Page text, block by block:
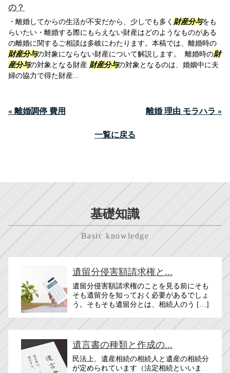
の？
・離婚してからの生活が不安だから、少しでも多く 財産分与をも
らいたい・離婚する際にもらえない財産はどのようなものがある
の離婚に関するご相談は多岐にわたります。本稿では、離婚時の
財産分与の対象にならない財産について解説します。 離婚時の財
産分与の対象となる財産 財産分与の対象となるのは、婚姻中に夫
婦の協力で得た財産...
« 離婚調停 費用 離婚 理由 モラハラ »
一覧に戻る
基礎知識
Basic knowledge
遺留分侵害額請求権と...
遺留分侵害額請求権のことを見る前にそも
そも遺留分を知っておく必要があるでしょ
う。そもそも遺留分とは、相続人のう […]
遺言書の種類と作成の...
民法上、遺産相続の相続人と遺産の相続分
が定められています（法定相続といいま